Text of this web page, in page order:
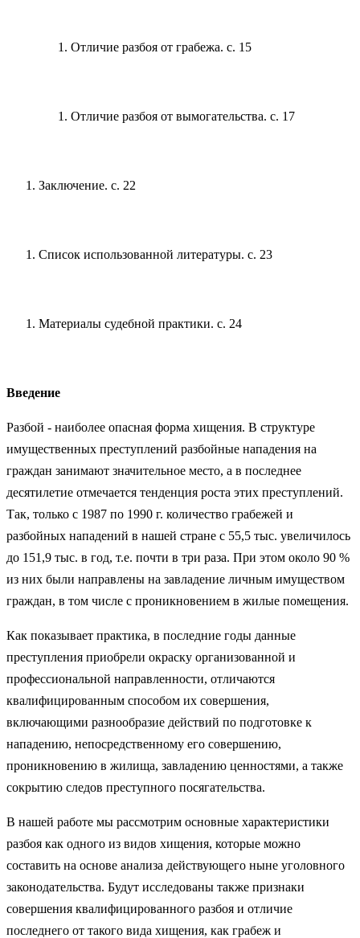
Отличие разбоя от грабежа. с. 15
Отличие разбоя от вымогательства. с. 17
Заключение. с. 22
Список использованной литературы. с. 23
Материалы судебной практики. с. 24
Введение
Разбой - наиболее опасная форма хищения. В структуре
имущественных преступлений разбойные нападения на
граждан занимают значительное место, а в последнее
десятилетие отмечается тенденция роста этих преступлений.
Так, только с 1987 по 1990 г. количество грабежей и
разбойных нападений в нашей стране с 55,5 тыс. увеличилось
до 151,9 тыс. в год, т.е. почти в три раза. При этом около 90 %
из них были направлены на завладение личным имуществом
граждан, в том числе с проникновением в жилые помещения.
Как показывает практика, в последние годы данные
преступления приобрели окраску организованной и
профессиональной направленности, отличаются
квалифицированным способом их совершения,
включающими разнообразие действий по подготовке к
нападению, непосредственному его совершению,
проникновению в жилища, завладению ценностями, а также
сокрытию следов преступного посягательства.
В нашей работе мы рассмотрим основные характеристики
разбоя как одного из видов хищения, которые можно
составить на основе анализа действующего ныне уголовного
законодательства. Будут исследованы также признаки
совершения квалифицированного разбоя и отличие
последнего от такого вида хищения, как грабеж и